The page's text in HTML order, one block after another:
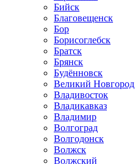
Бийск
Благовещенск
Бор
Борисоглебск
Братск
Брянск
Будённовск
Великий Новгород
Владивосток
Владикавказ
Владимир
Волгоград
Волгодонск
Волжск
Волжский